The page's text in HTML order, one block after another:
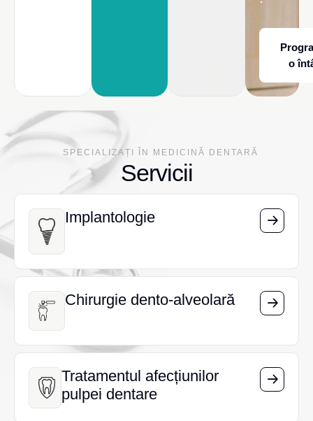
o
SPECIALIZAȚI ÎN MEDICINĂ DENTARĂ
Servicii
Implantologie
Implantologie
Chirurgie dento-alveolară
Chirurgie dento-alveolară
Tratamentul afecțiunilor
pulpei dentare
Tratamentul afecțiunilor
pulpei dentare